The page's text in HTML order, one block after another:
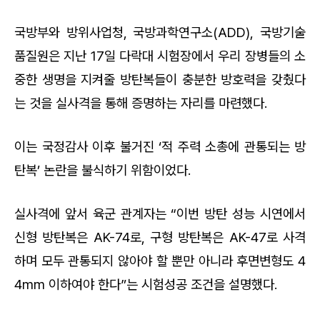
국방부와 방위사업청, 국방과학연구소(ADD), 국방기술
품질원은 지난 17일 다락대 시험장에서 우리 장병들의 소
중한 생명을 지켜줄 방탄복들이 충분한 방호력을 갖췄다
는 것을 실사격을 통해 증명하는 자리를 마련했다.
이는 국정감사 이후 불거진 ‘적 주력 소총에 관통되는 방
탄복’ 논란을 불식하기 위함이었다.
실사격에 앞서 육군 관계자는 “이번 방탄 성능 시연에서
신형 방탄복은 AK-74로, 구형 방탄복은 AK-47로 사격
하며 모두 관통되지 않아야 할 뿐만 아니라 후면변형도 4
4mm 이하여야 한다”는 시험성공 조건을 설명했다.